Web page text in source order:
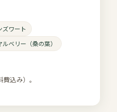
ズワート
ルベリー（桑の葉）
込み）。